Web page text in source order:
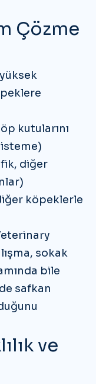
Çözme
yüksek
kutularını
diğer
köpeklerle
sokak
bile
safkan
ve